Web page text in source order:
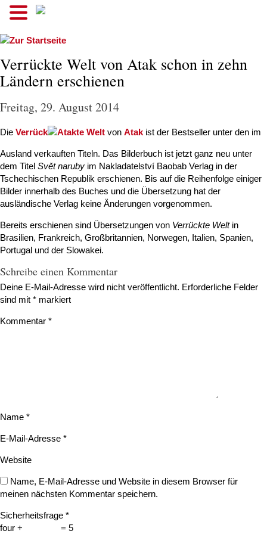
Verrückte Welt von Atak schon in zehn
Ländern erschienen
Freitag, 29. August 2014
Die Verrück te Welt von Atak ist der Bestseller unter den im
Ausland verkauften Titeln. Das Bilderbuch ist jetzt ganz neu unter
dem Titel Svět naruby im Nakladatelství Baobab Verlag in der
Tschechischen Republik erschienen. Bis auf die Reihenfolge einiger
Bilder innerhalb des Buches und die Übersetzung hat der
ausländische Verlag keine Änderungen vorgenommen.
Bereits erschienen sind Übersetzungen von Verrückte Weltin
Brasilien, Frankreich, Großbritannien, Norwegen, Italien, Spanien,
Portugal und der Slowakei.
Schreibe einen Kommentar
Deine E-Mail-Adresse wird nicht veröffentlicht. Erforderliche Felder
sind mit * markiert
Kommentar *
Name *
E-Mail-Adresse *
Website
Name, E-Mail-Adresse und Website in diesem Browser für
meinen nächsten Kommentar speichern.
Sicherheitsfrage *
four +
= 5